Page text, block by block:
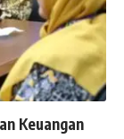
Keuangan